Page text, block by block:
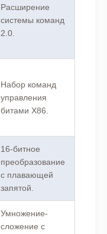
Расширение
системы команд
2.0.
Набор команд
управления
битами X86.
16-битное
преобразование
с плавающей
запятой.
Умножение-
сложение с